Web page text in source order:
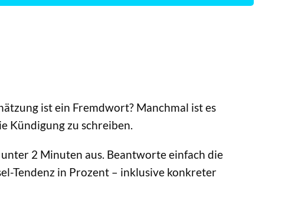
ist ein Fremdwort? Manchmal ist es
Kündigung zu schreiben.
2 Minuten aus. Beantworte einfach die
Tendenz in Prozent – inklusive konkreter